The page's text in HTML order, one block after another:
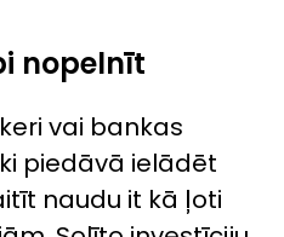
nopelnīt
vai bankas
piedāvā ielādēt
naudu it kā ļoti